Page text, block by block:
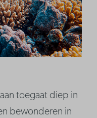
toegaat diep in
bewonderen in